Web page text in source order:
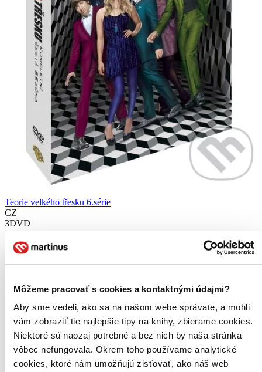
Môžeme pracovať s cookies a kontaktnými údajmi?
Aby sme vedeli, ako sa na našom webe správate, a mohli
vám zobraziť tie najlepšie tipy na knihy, zbierame cookies.
Niektoré sú naozaj potrebné a bez nich by naša stránka
vôbec nefungovala. Okrem toho používame analytické
cookies, ktoré nám umožňujú zisťovať, ako náš web
Teorie velkého třesku 6.série
CZ
3DVD
Johnny Galecki
Jim Parsons
Kaley Cuoco
Kunal Nayyar
6. diel série
Teorie velkého třesku
Kompletní šestá řada...
DVD film
11,10 €